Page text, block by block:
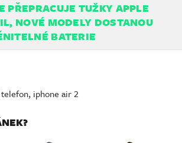
PŘEPRACUJE TUŽKY APPLE
NOVÉ MODELY DOSTANOU
BATERIE
, iphone air 2